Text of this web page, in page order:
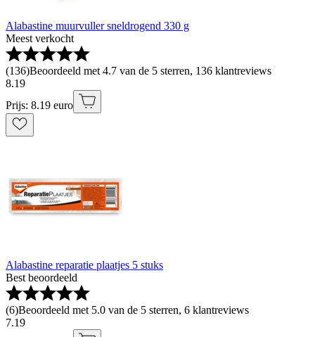
Alabastine muurvuller sneldrogend 330 g
Meest verkocht
(136)Beoordeeld met 4.7 van de 5 sterren, 136 klantreviews
8.19
Prijs: 8.19 euro
Alabastine reparatie plaatjes 5 stuks
Best beoordeeld
(6)Beoordeeld met 5.0 van de 5 sterren, 6 klantreviews
7.19